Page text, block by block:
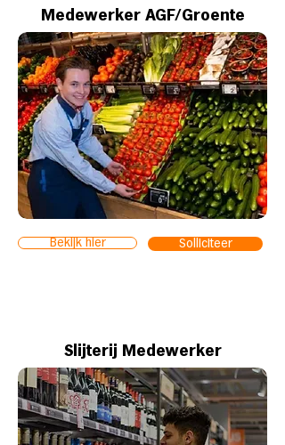
Medewerker AGF/Groente
Bekijk hier Solliciteer
Slijterij Medewerker